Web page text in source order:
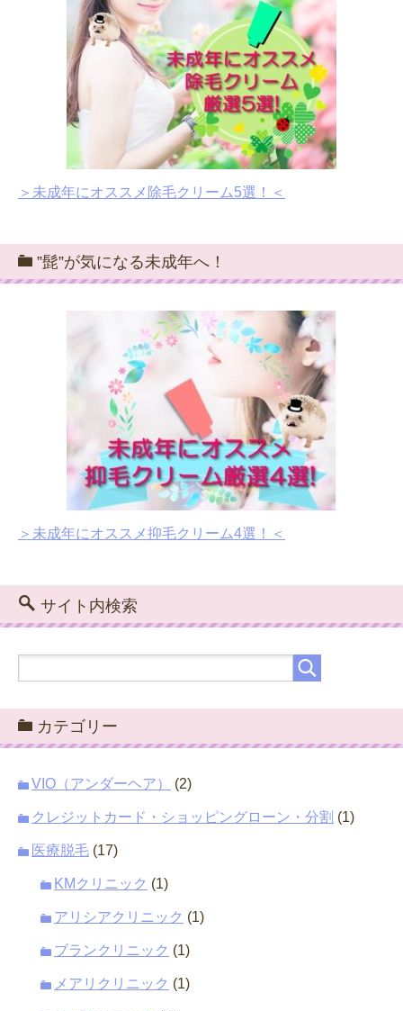
＞未成年にオススメ除毛クリーム5選！＜
”髭”が気になる未成年へ！
＞未成年にオススメ抑毛クリーム4選！＜
サイト内検索
カテゴリー
VIO（アンダーヘア） (2)
クレジットカード・ショッピングローン・分割 (1)
医療脱毛 (17)
KMクリニック (1)
アリシアクリニック (1)
ブランクリニック (1)
メアリクリニック (1)